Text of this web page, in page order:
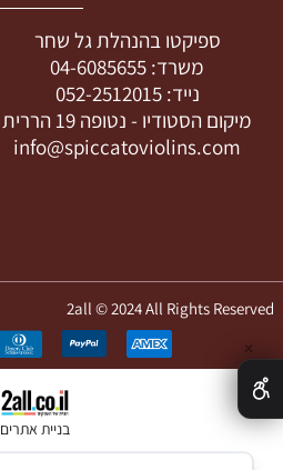
ספיקטו בהנהלת גל שחר
משרד: 04-6085655
נייד:052-2512015
מיקום הסטודיו - נטופה 19 הררית
info@spiccatoviolins.com
2all © 2024 All Rights Reserved
בניית אתרים
✕